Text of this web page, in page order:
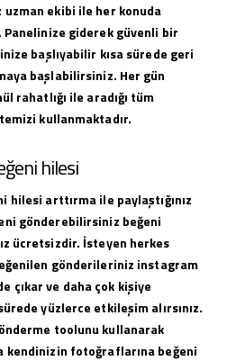
uzman ekibi ile her konuda
giderek güvenli bir
başlıyabilir kısa sürede geri
başlabilirsiniz. Her gün
rahatlığı ile aradığı tüm
kullanmaktadır.
hilesi
hilesi arttırma ile paylaştığınız
gönderebilirsiniz beğeni
ücretsizdir. İsteyen herkes
gönderileriniz instagram
çıkar ve daha çok kişiye
sürede yüzlerce etkileşim alırsınız.
toolunu kullanarak
kendinizin fotoğraflarına beğeni